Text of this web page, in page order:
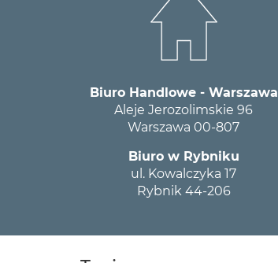
Biuro Handlowe - Warszawa
Aleje Jerozolimskie 96
Warszawa 00-807
Biuro w Rybniku
ul. Kowalczyka 17
Rybnik 44-206